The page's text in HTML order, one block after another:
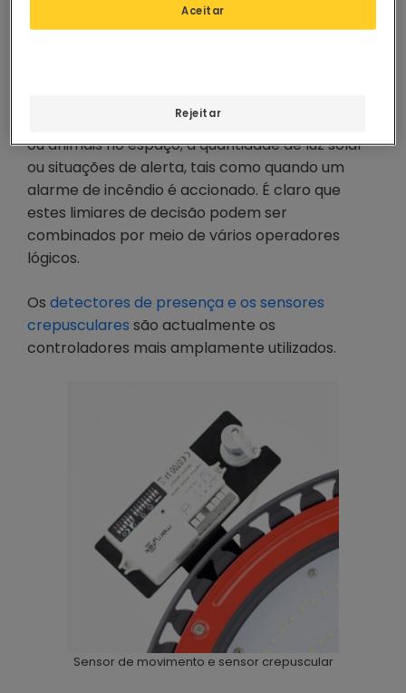
Estes dispositivospermitem ajustar a luz
dia, semana, etc.; a presença, ou não, de pessoas
ou animais no espaço; a quantidade de luz solar
ou situações de alerta, tais como quando um
alarme de incêndio é accionado. É claro que
estes limiares de decisão podem ser
combinados por meio de vários operadores
lógicos.
Os detectores de presença e os sensores
crepusculares são actualmente os
controladores mais amplamente utilizados.
Sensor de movimento e sensor crepuscular
Rejeitar
Aceitar